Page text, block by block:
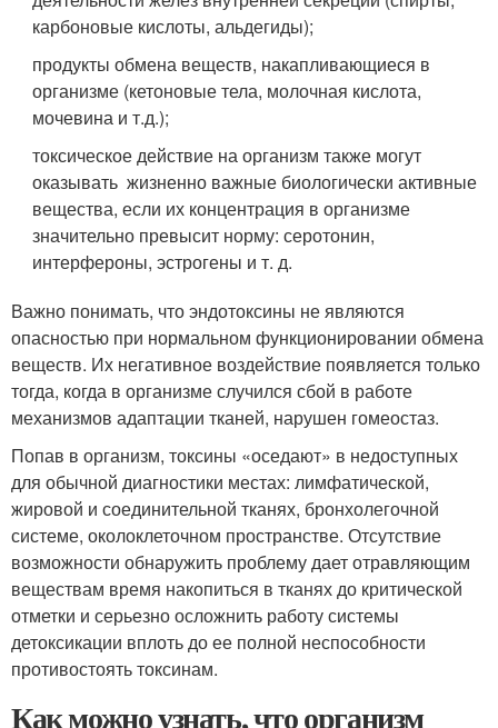
карбоновые кислоты, альдегиды);
продукты обмена веществ, накапливающиеся в
организме (кетоновые тела, молочная кислота,
мочевина и т.д.);
токсическое действие на организм также могут
оказывать жизненно важные биологически активные
вещества, если их концентрация в организме
значительно превысит норму: серотонин,
интерфероны, эстрогены и т. д.
Важно понимать, что эндотоксины не являются
опасностью при нормальном функционировании обмена
веществ. Их негативное воздействие появляется только
тогда, когда в организме случился сбой в работе
механизмов адаптации тканей, нарушен гомеостаз.
Попав в организм, токсины «оседают» в недоступных
для обычной диагностики местах: лимфатической,
жировой и соединительной тканях, бронхолегочной
системе, околоклеточном пространстве. Отсутствие
возможности обнаружить проблему дает отравляющим
веществам время накопиться в тканях до критической
отметки и серьезно осложнить работу системы
детоксикации вплоть до ее полной неспособности
противостоять токсинам.
Как можно узнать, что организм